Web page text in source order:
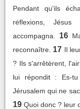
Pendant qu'ils
réflexions,
accompagna.
16
reconnaître. 17 Il
? Ils s'arrêtèrent, l'air
lui répondit : Es-
Jérusalem qui ne
19 Quoi donc ? leur